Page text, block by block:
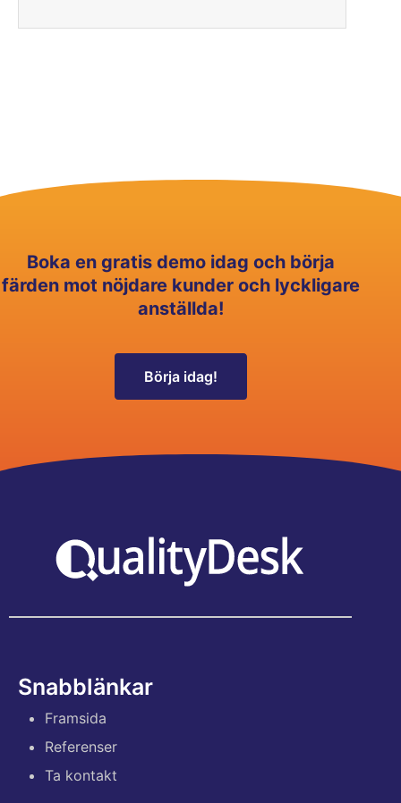
Boka en gratis demo idag och börja
färden mot nöjdare kunder och lyckligare
anställda!
Börja idag!
Snabblänkar
Framsida
Referenser
Ta kontakt